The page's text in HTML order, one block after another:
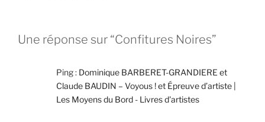
Une réponse sur “Confitures Noires”
Ping : Dominique BARBERET-GRANDIERE et
Claude BAUDIN – Voyous ! et Épreuve d’artiste |
Les Moyens du Bord - Livres d'artistes